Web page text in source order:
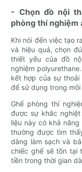
- Chọn đồ nội
phòng thí nghiệm
Khi nói đến việc tạo
và hiệu quả, chọn
thiết yếu của đồ
nghiệm
kết hợp của sự
để sử dụng trong
Ghế phòng thí
được sự khắc
liệu này có khả
thường được tìm
dàng làm sạch và
chiếc ghế sẽ tồn tại
tiền trong thời gian